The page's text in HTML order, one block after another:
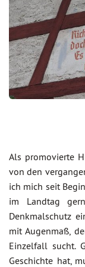
Als promovierte
von den
ich mich seit
im Landtag
Denkmalschutz
mit Augenmaß,
Einzelfall sucht.
Geschichte hat,